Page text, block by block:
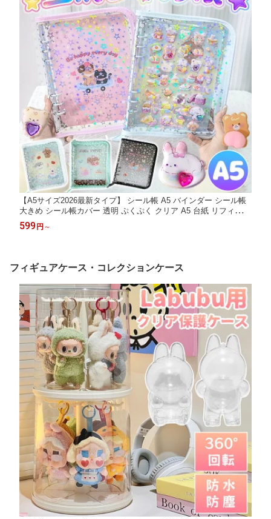
【A5サイズ2026最新タイプ】 シール帳 A5 バインダー シール帳
大きめ シール帳カバー 透明 ぷくぷく クリア A5 台紙 リフィル 6
穴 可愛い バインダー クリ スマスプレゼント 透明シール帳 クリ
アバインダー ミニサイズ 手帳 推し活グッズ カラフル 大きいサイ
599 円 ～
フィギュアケース・コレクションケース